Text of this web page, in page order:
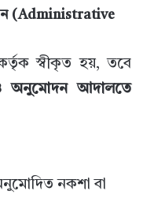
(Administrative
স্বীকৃত হয়, তবে
ও অনুমোদন আদালতে
নকশা বা